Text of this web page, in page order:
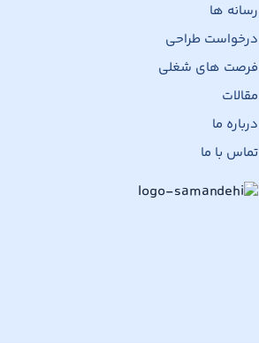
رسانه ها
درخواست طراحی
فرصت های شغلی
مقالات
درباره ما
تماس با ما